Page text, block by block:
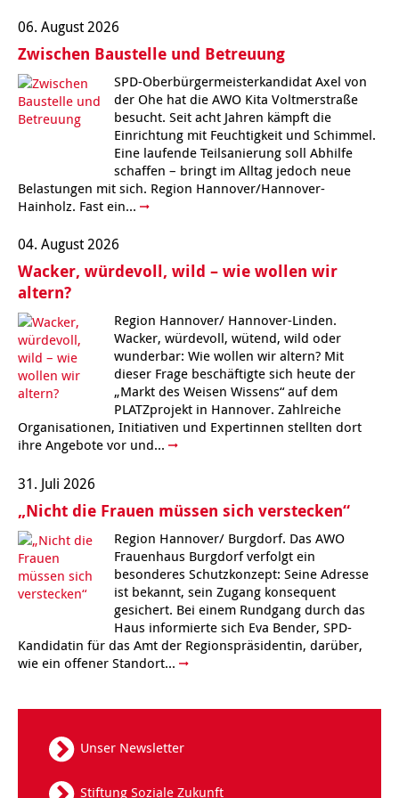
Kindertagesstätte Klaus-Müller-Kilian-Weg /
Kindertagesstätte König-Ludwig-Straße
Kindertagesstätte Langes Feld “Deisterspatzen”
Kindertagesstätte Moorlilienweg /
Familienzentrum
Kindertagesstätte Petermannstraße /
Familienzentrum
Kindertagesstätte Rosenbergstraße
Krippe Schleswiger Straße
Kindertagesstätte Schneiderberg
Kindertagesstätte Tresckowstraße
Kindertagesstätte Voltmerstraße
Kindertagesstätte Wiehbergstraße
Kindertagesstätte Hiltrud-Grote-Weg
Kindertagesstätte Ibykusweg / Familienzentrum
Kindertagesstätte Johannes-Lau-Hof
Kindertagesstätte Kapellenbrink /
Familienzentrum
Kindertagesstätte Klaus-Müller-Kilian-Weg /
“Mäuseburg” / Familienzentrum
Kindertagesstätte Langes Feld “Deisterspatzen”
Kindertagesstätte Levester Straße
Offene Sprach-Sprechstunde
Kindertagesstätte Moorlilienweg /
Familienzentrum
Kindertagesstätte Petermannstraße /
Kindertagesstätte Pfarrlandplatz
Hör- und Sprachheilkindergarten Ratswiese
Kindertagesstätte Rosenbergstraße
Familienzentrum
Kindertagesstätte Sylter Weg
06. August 2026
Zwischen Baustelle und Betreuung
SPD-Oberbürgermeisterkandidat Axel von
der Ohe hat die AWO Kita Voltmerstraße
besucht. Seit acht Jahren kämpft die
Einrichtung mit Feuchtigkeit und Schimmel.
Eine laufende Teilsanierung soll Abhilfe
schaffen – bringt im Alltag jedoch neue
Belastungen mit sich. Region Hannover/Hannover-
Hainholz. Fast ein...
04. August 2026
Wacker, würdevoll, wild – wie wollen wir
altern?
Region Hannover/ Hannover-Linden.
Wacker, würdevoll, wütend, wild oder
wunderbar: Wie wollen wir altern? Mit
dieser Frage beschäftigte sich heute der
„Markt des Weisen Wissens“ auf dem
PLATZprojekt in Hannover. Zahlreiche
Organisationen, Initiativen und Expertinnen stellten dort
ihre Angebote vor und...
31. Juli 2026
„Nicht die Frauen müssen sich verstecken“
Region Hannover/ Burgdorf. Das AWO
Frauenhaus Burgdorf verfolgt ein
besonderes Schutzkonzept: Seine Adresse
ist bekannt, sein Zugang konsequent
gesichert. Bei einem Rundgang durch das
Haus informierte sich Eva Bender, SPD-
Kandidatin für das Amt der Regionspräsidentin, darüber,
wie ein offener Standort...
Unser Newsletter
Stiftung Soziale Zukunft